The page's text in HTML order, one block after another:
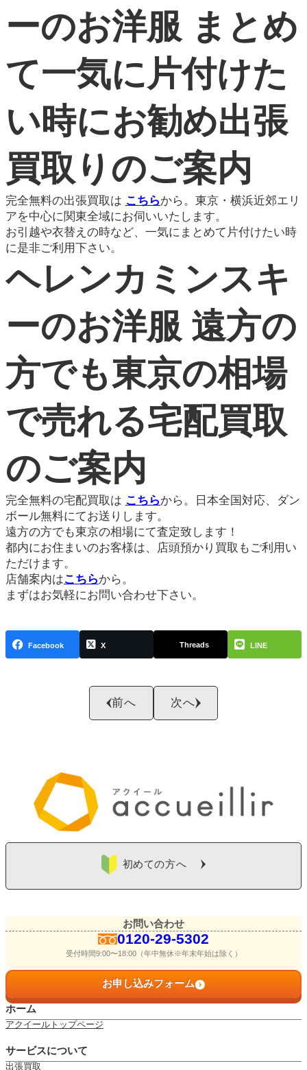
ーのお洋服 まとめ
て一気に片付けた
い時にお勧め出張
買取りのご案内
完全無料の出張買取は こちらから。東京・横浜近郊エリ
アを中心に関東全域にお伺いいたします。
お引越や衣替えの時など、一気にまとめて片付けたい時
に是非ご利用下さい。
ヘレンカミンスキ
ーのお洋服 遠方の
方でも東京の相場
で売れる宅配買取
のご案内
完全無料の宅配買取は こちらから。日本全国対応、ダン
ボール無料にてお送りします。
遠方の方でも東京の相場にて査定致します！
都内にお住まいのお客様は、店頭預かり買取もご利用い
ただけます。
店舗案内はこちらから。
まずはお気軽にお問い合わせ下さい。
Facebook X Threads LINE
前へ 次へ
初めての方へ
お問い合わせ
0120-29-5302
受付時間9:00〜18:00（年中無休※年末年始は除く）
お申し込みフォーム
ホーム
アクイールトップページ
サービスについて
出張買取